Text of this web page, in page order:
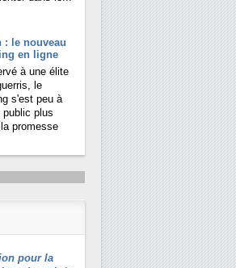
pour les
: le nouveau
en ligne
à une élite
le
s'est peu à
public plus
promesse
pour la